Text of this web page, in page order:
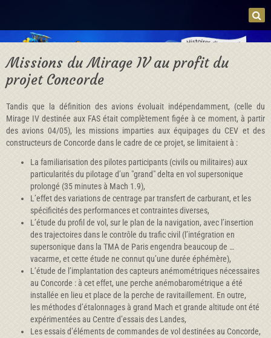
Missions du Mirage IV au profit du
projet Concorde
Tandis que la définition des avions évoluait indépendamment, (celle du
Mirage IV destinée aux FAS était complètement figée à ce moment, à partir
des avions 04/05), les missions imparties aux équipages du CEV et des
constructeurs de Concorde dans le cadre de ce projet, se limitaient à :
La familiarisation des pilotes participants (civils ou militaires) aux
particularités du pilotage d’un "grand" delta en vol supersonique
prolongé (35 minutes à Mach 1.9),
L’effet des variations de centrage par transfert de carburant, et les
spécificités des performances et contraintes diverses,
L’étude du profil de vol, sur le plan de la navigation, avec l’insertion
des trajectoires dans le contrôle du trafic civil (l’intégration en
supersonique dans la TMA de Paris engendra beaucoup de …
vacarme, et cette étude ne connut qu’une durée éphémère),
L’étude de l’implantation des capteurs anémométriques nécessaires
au Concorde : à cet effet, une perche anémobarométrique a été
installée en lieu et place de la perche de ravitaillement. En outre,
les méthodes d’étalonnages à grand Mach et grande altitude ont été
expérimentées au Centre d’essais des Landes,
Les essais d’éléments de commandes de vol destinées au Concorde,